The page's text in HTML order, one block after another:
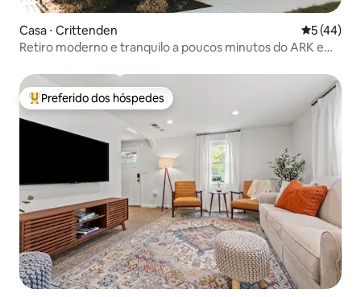
Casa ⋅ Crittenden 5 de uma
5 (44)
Retiro moderno e tranquilo a poucos minutos do ARK e
Entre os melhores preferidos dos hóspedes
Preferido dos hóspedes